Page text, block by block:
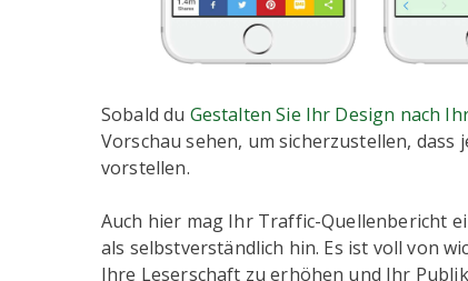
Sobald du Gestalten Sie Ihr Design nach
Vorschau sehen, um sicherzustellen, dass
vorstellen.
Auch hier mag Ihr Traffic-Quellenbericht
als selbstverständlich hin. Es ist voll von
Ihre Leserschaft zu erhöhen und Ihr